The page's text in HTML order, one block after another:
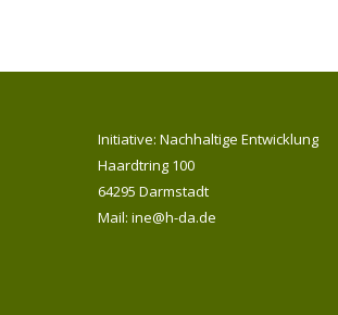
Initiative: Nachhaltige Entwicklung
Haardtring 100
64295 Darmstadt
Mail: ine@h-da.de